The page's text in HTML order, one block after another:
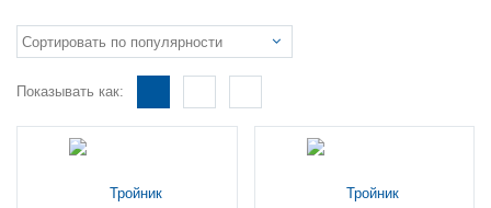
Показывать как: